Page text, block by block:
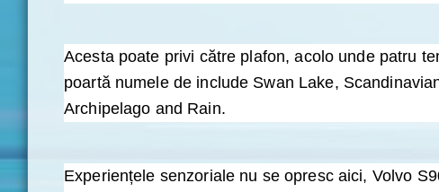
Acesta poate privi către plafon, acolo unde patru
poartă numele de include Swan Lake,
Archipelago and Rain.
Experiențele senzoriale nu se opresc aici, Volvo